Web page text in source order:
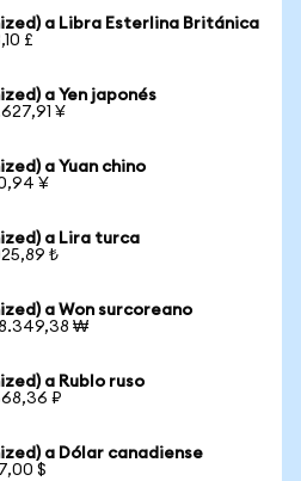
a Libra Esterlina Británica
£
a Yen japonés
¥
a Yuan chino
¥
a Lira turca
₺
a Won surcoreano
₩
a Rublo ruso
₽
a Dólar canadiense
$